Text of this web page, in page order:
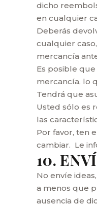
dicho
en cualquier
Deberás
cualquier
mercancía
Es posible
mercancía, lo
Tendrá que
Usted sólo es
las
Por favor, ten
cambiar. Le
10.
No envíe
a menos que
ausencia de